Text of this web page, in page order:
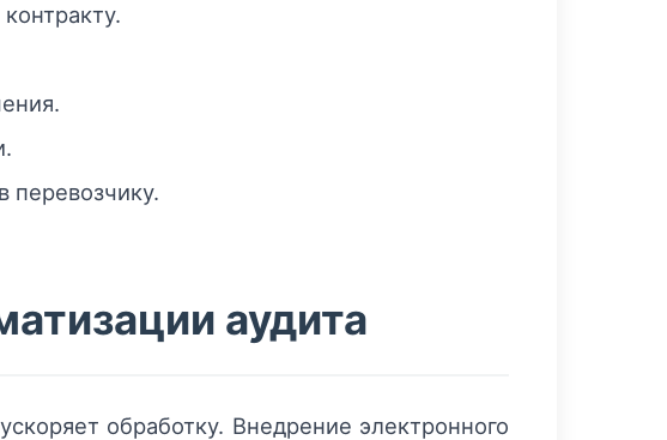
перевозчику.
аудита
обработку. Внедрение электронного